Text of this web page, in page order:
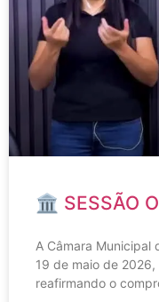
🏛️ SESSÃO
A Câmara Municipal
19 de maio de 2026,
reafirmando o